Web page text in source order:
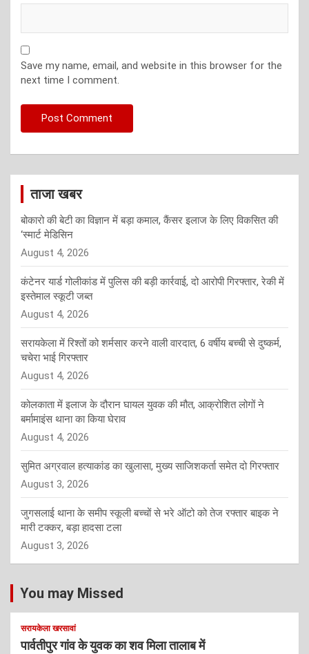
Save my name, email, and website in this browser for the
next time I comment.
ताजा खबर
बोकारो की बेटी का विज्ञान में बड़ा कमाल, कैंसर इलाज के लिए विकसित की
‘स्मार्ट मेडिसिन
August 4, 2026
कंटेनर यार्ड गोलीकांड में पुलिस की बड़ी कार्रवाई, दो आरोपी गिरफ्तार, रेकी में
इस्तेमाल स्कूटी जब्त
August 4, 2026
सरायकेला में रिश्तों को शर्मसार करने वाली वारदात, 6 वर्षीय बच्ची से दुष्कर्म,
चचेरा भाई गिरफ्तार
August 4, 2026
कोलकाता में इलाज के दौरान घायल युवक की मौत, आक्रोशित लोगों ने
बर्मामाइंस थाना का किया घेराव
August 4, 2026
सुमित अग्रवाल हत्याकांड का खुलासा, मुख्य साजिशकर्ता समेत दो गिरफ्तार
August 3, 2026
जुगसलाई थाना के समीप स्कूली बच्चों से भरे ऑटो को तेज रफ्तार बाइक ने
मारी टक्कर, बड़ा हादसा टला
August 3, 2026
You may Missed
सरायकेला खरसावां
पार्वतीपुर गांव के युवक का शव मिला तालाब में